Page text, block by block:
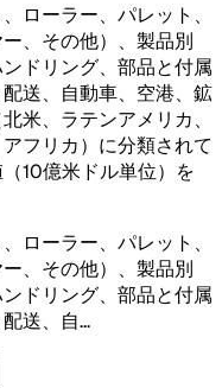
ローラー、パレット、
、その他）、製品別
ドリング、部品と付属
送、自動車、空港、鉱
米、ラテンアメリカ、
フリカ）に分類されて
10億米ドル単位）を
ローラー、パレット、
、その他）、製品別
ドリング、部品と付属
送、自...